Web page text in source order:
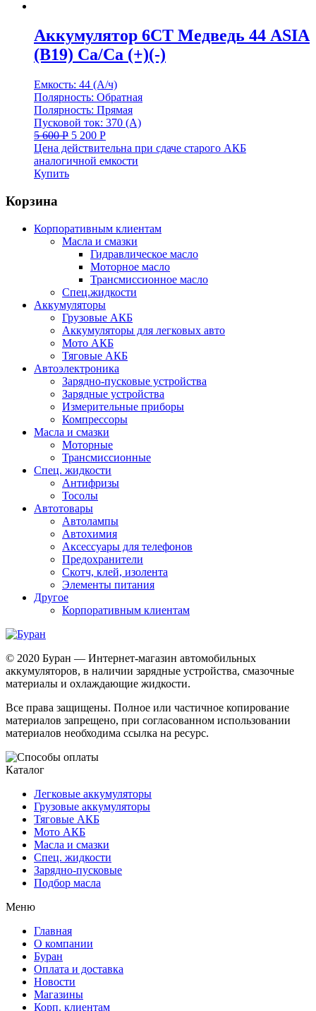
Аккумулятор 6СТ Медведь 44 ASIA
(B19) Са/Са (+)(-)
Емкость: 44 (А/ч)
Полярность: Обратная
Полярность: Прямая
Пусковой ток: 370 (А)
5 600Р 5 200 Р
Цена действительна при сдаче старого АКБ
аналогичной емкости
Купить
Корзина
Корпоративным клиентам
Масла и смазки
Гидравлическое масло
Моторное масло
Трансмиссионное масло
Спец.жидкости
Аккумуляторы
Грузовые АКБ
Аккумуляторы для легковых авто
Мото АКБ
Тяговые АКБ
Автоэлектроника
Зарядно-пусковые устройства
Зарядные устройства
Измерительные приборы
Компрессоры
Масла и смазки
Моторные
Трансмиссионные
Спец. жидкости
Антифризы
Тосолы
Автотовары
Автолампы
Автохимия
Аксессуары для телефонов
Предохранители
Скотч, клей, изолента
Элементы питания
Другое
Корпоративным клиентам
© 2020 Буран — Интернет-магазин автомобильных
аккумуляторов, в наличии зарядные устройства, смазочные
материалы и охлаждающие жидкости.
Все права защищены. Полное или частичное копирование
материалов запрещено, при согласованном использовании
материалов необходима ссылка на ресурс.
Каталог
Легковые аккумуляторы
Грузовые аккумуляторы
Тяговые АКБ
Мото АКБ
Масла и смазки
Спец. жидкости
Зарядно-пусковые
Подбор масла
Меню
Главная
О компании
Буран
Оплата и доставка
Новости
Магазины
Корп. клиентам